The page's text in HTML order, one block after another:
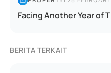
Facing Another Year of
BERITA TERKAIT